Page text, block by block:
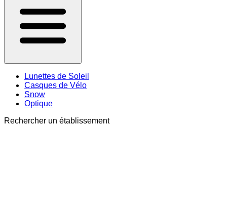
Lunettes de Soleil
Casques de Vélo
Snow
Optique
Rechercher un établissement